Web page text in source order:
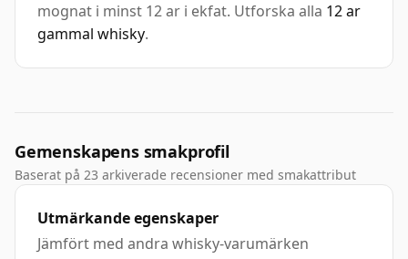
mognat i minst 12 ar i ekfat. Utforska alla 12 ar
gammal whisky.
Gemenskapens smakprofil
Baserat på 23 arkiverade recensioner med smakattribut
Utmärkande egenskaper
Jämfört med andra whisky-varumärken